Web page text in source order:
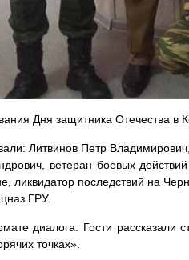
Дня защитника Отечества в
Литвинов Петр
ветеран боевых
ликвидатор последствий на
ГРУ.
диалога. Гости рассказали
точках».